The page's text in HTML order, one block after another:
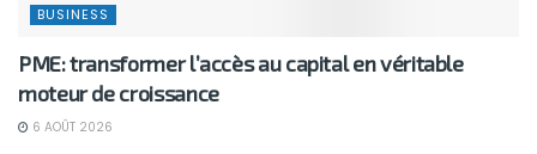
BUSINESS
PME: transformer l’accès au capital en véritable
moteur de croissance
6 AOÛT 2026